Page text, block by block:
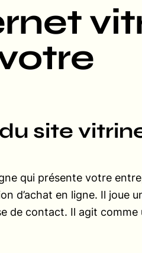
site
qui présente votre
d’achat en ligne. Il joue
de contact. Il agit comme